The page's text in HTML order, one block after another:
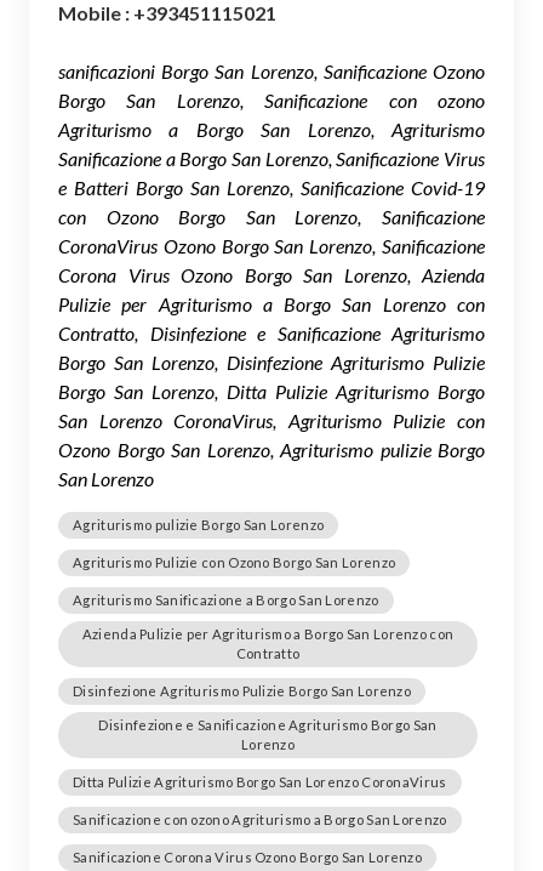
Mobile : +393451115021
sanificazioni Borgo San Lorenzo, Sanificazione Ozono
Borgo San Lorenzo, Sanificazione con ozono
Agriturismo a Borgo San Lorenzo, Agriturismo
Sanificazione a Borgo San Lorenzo, Sanificazione Virus
e Batteri Borgo San Lorenzo, Sanificazione Covid-19
con Ozono Borgo San Lorenzo, Sanificazione
CoronaVirus Ozono Borgo San Lorenzo, Sanificazione
Corona Virus Ozono Borgo San Lorenzo, Azienda
Pulizie per Agriturismo a Borgo San Lorenzo con
Contratto, Disinfezione e Sanificazione Agriturismo
Borgo San Lorenzo, Disinfezione Agriturismo Pulizie
Borgo San Lorenzo, Ditta Pulizie Agriturismo Borgo
San Lorenzo CoronaVirus, Agriturismo Pulizie con
Ozono Borgo San Lorenzo, Agriturismo pulizie Borgo
San Lorenzo
Agriturismo pulizie Borgo San Lorenzo
Agriturismo Pulizie con Ozono Borgo San Lorenzo
Agriturismo Sanificazione a Borgo San Lorenzo
Azienda Pulizie per Agriturismo a Borgo San Lorenzo con
Contratto
Disinfezione Agriturismo Pulizie Borgo San Lorenzo
Disinfezione e Sanificazione Agriturismo Borgo San
Lorenzo
Ditta Pulizie Agriturismo Borgo San Lorenzo CoronaVirus
Sanificazione con ozono Agriturismo a Borgo San Lorenzo
Sanificazione Corona Virus Ozono Borgo San Lorenzo